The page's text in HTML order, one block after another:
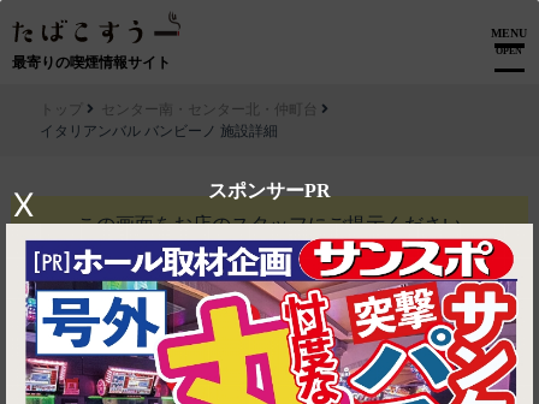
最寄りの喫煙情報サイト
MENU
OPEN
スポンサーPR
X
トップ
センター南・センター北・仲町台
イタリアンバル バンビーノ 施設詳細
この画面をお店のスタッフにご提示ください
イタリアンバル バンビーノ
ティラミス1個サービス
利用条件 他券併用不可, お食事の方 ※予告なく変更になる場合がございます。